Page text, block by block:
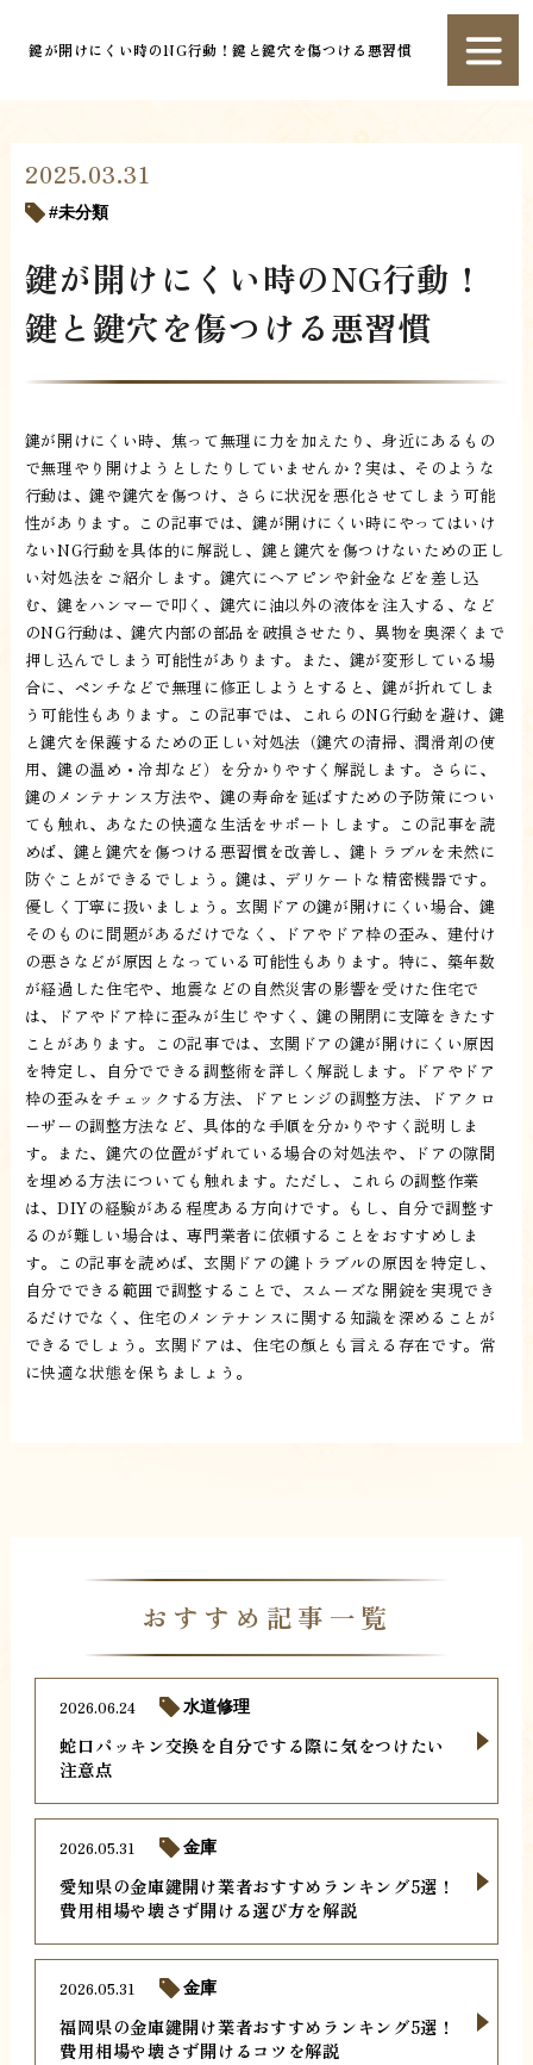
鍵が開けにくい時のNG行動！鍵と鍵穴を傷つける悪習慣
2025.03.31
未分類
鍵が開けにくい時のNG行動！
鍵と鍵穴を傷つける悪習慣
鍵が開けにくい時、焦って無理に力を加えたり、身近にあるもの
で無理やり開けようとしたりしていませんか？実は、そのような
行動は、鍵や鍵穴を傷つけ、さらに状況を悪化させてしまう可能
性があります。この記事では、鍵が開けにくい時にやってはいけ
ないNG行動を具体的に解説し、鍵と鍵穴を傷つけないための正し
い対処法をご紹介します。鍵穴にヘアピンや針金などを差し込
む、鍵をハンマーで叩く、鍵穴に油以外の液体を注入する、など
のNG行動は、鍵穴内部の部品を破損させたり、異物を奥深くまで
押し込んでしまう可能性があります。また、鍵が変形している場
合に、ペンチなどで無理に修正しようとすると、鍵が折れてしま
う可能性もあります。この記事では、これらのNG行動を避け、鍵
と鍵穴を保護するための正しい対処法（鍵穴の清掃、潤滑剤の使
用、鍵の温め・冷却など）を分かりやすく解説します。さらに、
鍵のメンテナンス方法や、鍵の寿命を延ばすための予防策につい
ても触れ、あなたの快適な生活をサポートします。この記事を読
めば、鍵と鍵穴を傷つける悪習慣を改善し、鍵トラブルを未然に
防ぐことができるでしょう。鍵は、デリケートな精密機器です。
優しく丁寧に扱いましょう。玄関ドアの鍵が開けにくい場合、鍵
そのものに問題があるだけでなく、ドアやドア枠の歪み、建付け
の悪さなどが原因となっている可能性もあります。特に、築年数
が経過した住宅や、地震などの自然災害の影響を受けた住宅で
は、ドアやドア枠に歪みが生じやすく、鍵の開閉に支障をきたす
ことがあります。この記事では、玄関ドアの鍵が開けにくい原因
を特定し、自分でできる調整術を詳しく解説します。ドアやドア
枠の歪みをチェックする方法、ドアヒンジの調整方法、ドアクロ
ーザーの調整方法など、具体的な手順を分かりやすく説明しま
す。また、鍵穴の位置がずれている場合の対処法や、ドアの隙間
を埋める方法についても触れます。ただし、これらの調整作業
は、DIYの経験がある程度ある方向けです。もし、自分で調整す
るのが難しい場合は、専門業者に依頼することをおすすめしま
す。この記事を読めば、玄関ドアの鍵トラブルの原因を特定し、
自分でできる範囲で調整することで、スムーズな開錠を実現でき
るだけでなく、住宅のメンテナンスに関する知識を深めることが
できるでしょう。玄関ドアは、住宅の顔とも言える存在です。常
に快適な状態を保ちましょう。
おすすめ記事一覧
蛇口パッキン交換を自分でする際に気をつけたい
注意点
2026.06.24 水道修理
愛知県の金庫鍵開け業者おすすめランキング5選！
費用相場や壊さず開ける選び方を解説
2026.05.31 金庫
福岡県の金庫鍵開け業者おすすめランキング5選！
費用相場や壊さず開けるコツを解説
2026.05.31 金庫